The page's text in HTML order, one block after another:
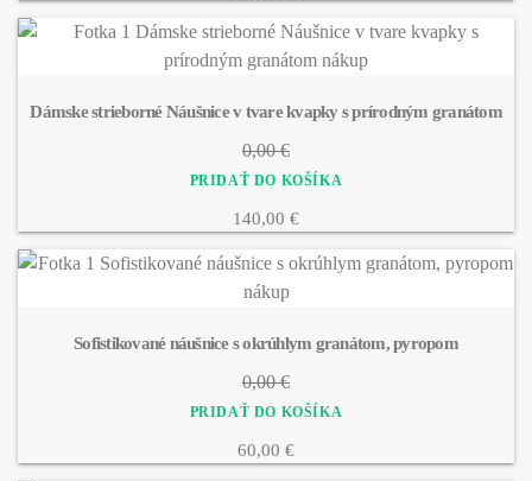
Dámske strieborné Náušnice v tvare kvapky s prírodným granátom
0,00 €
140,00 €
Sofistikované náušnice s okrúhlym granátom, pyropom
0,00 €
60,00 €